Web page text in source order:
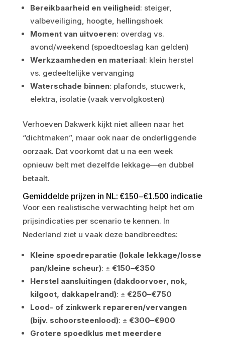
Bereikbaarheid en veiligheid: steiger,
valbeveiliging, hoogte, hellingshoek
Moment van uitvoeren: overdag vs.
avond/weekend (spoedtoeslag kan gelden)
Werkzaamheden en materiaal: klein herstel
vs. gedeeltelijke vervanging
Waterschade binnen: plafonds, stucwerk,
elektra, isolatie (vaak vervolgkosten)
Verhoeven Dakwerk kijkt niet alleen naar het
“dichtmaken”, maar ook naar de onderliggende
oorzaak. Dat voorkomt dat u na een week
opnieuw belt met dezelfde lekkage—en dubbel
betaalt.
Gemiddelde prijzen in NL: €150–€1.500 indicatie
Voor een realistische verwachting helpt het om
prijsindicaties per scenario te kennen. In
Nederland ziet u vaak deze bandbreedtes:
Kleine spoedreparatie (lokale lekkage/losse
pan/kleine scheur): ± €150–€350
Herstel aansluitingen (dakdoorvoer, nok,
kilgoot, dakkapelrand): ± €250–€750
Lood- of zinkwerk repareren/vervangen
(bijv. schoorsteenlood): ± €300–€900
Grotere spoedklus met meerdere